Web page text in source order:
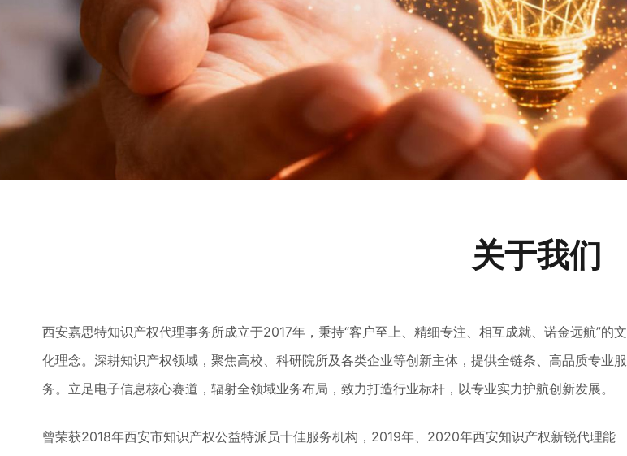
关于我们
西安嘉思特知识产权代理事务所成立于2017年，秉持“客户至上、精细专注、相互成就、诺金远航”的文
化理念。深耕知识产权领域，聚焦高校、科研院所及各类企业等创新主体，提供全链条、高品质专业服
务。立足电子信息核心赛道，辐射全领域业务布局，致力打造行业标杆，以专业实力护航创新发展。
曾荣获2018年西安市知识产权公益特派员十佳服务机构，2019年、2020年西安知识产权新锐代理能